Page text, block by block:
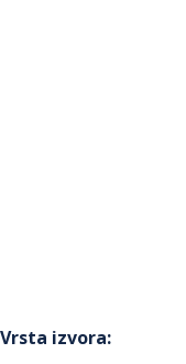
Vrsta izvora: